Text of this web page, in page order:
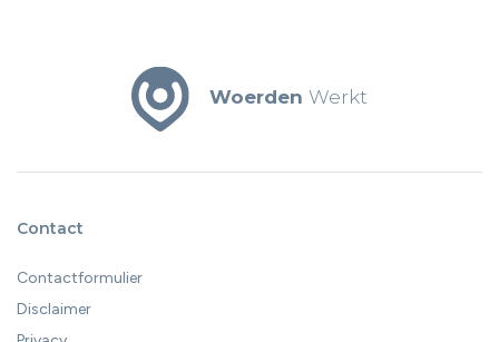
Woerden Werkt
Contact
Contactformulier
Disclaimer